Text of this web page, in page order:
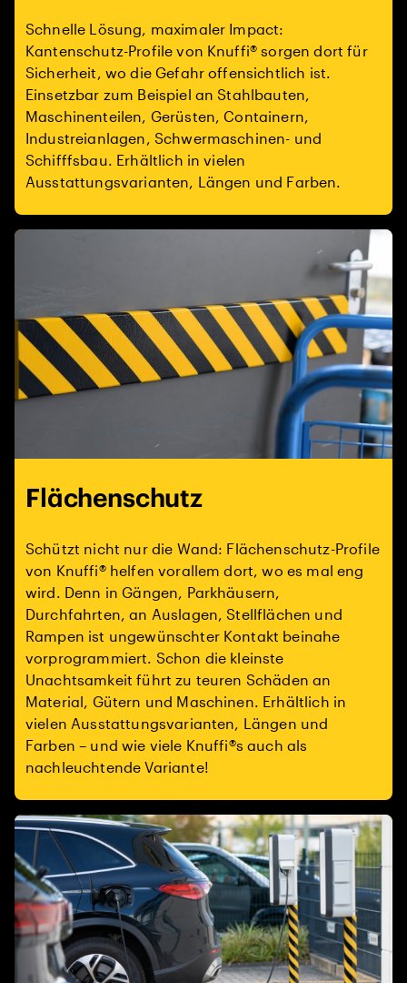
Schnelle Lösung, maximaler Impact:
Kantenschutz-Profile von Knuffi® sorgen dort für
Sicherheit, wo die Gefahr offensichtlich ist.
Einsetzbar zum Beispiel an Stahlbauten,
Maschinenteilen, Gerüsten, Containern,
Industreianlagen, Schwermaschinen- und
Schifffsbau. Erhältlich in vielen
Ausstattungsvarianten, Längen und Farben.
Flächenschutz
Schützt nicht nur die Wand: Flächenschutz-Profile
von Knuffi® helfen vorallem dort, wo es mal eng
wird. Denn in Gängen, Parkhäusern,
Durchfahrten, an Auslagen, Stellflächen und
Rampen ist ungewünschter Kontakt beinahe
vorprogrammiert. Schon die kleinste
Unachtsamkeit führt zu teuren Schäden an
Material, Gütern und Maschinen. Erhältlich in
vielen Ausstattungsvarianten, Längen und
Farben – und wie viele Knuffi®s auch als
nachleuchtende Variante!